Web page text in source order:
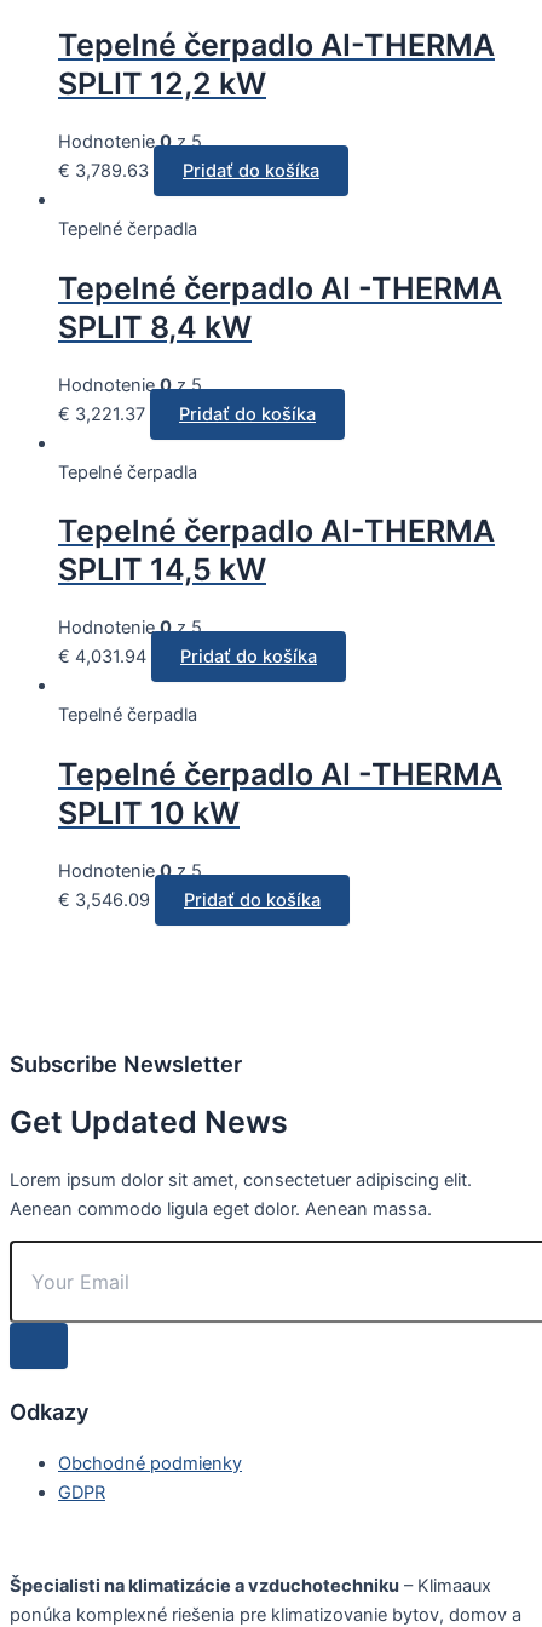
Tepelné čerpadlo AI-THERMA
SPLIT 12,2 kW
Hodnotenie0z 5
€ 3,789.63 Pridať do košíka
Tepelné čerpadla
Tepelné čerpadlo AI -THERMA
SPLIT 8,4 kW
Hodnotenie0z 5
€ 3,221.37 Pridať do košíka
Tepelné čerpadla
Tepelné čerpadlo AI-THERMA
SPLIT 14,5 kW
Hodnotenie0z 5
€ 4,031.94 Pridať do košíka
Tepelné čerpadla
Tepelné čerpadlo AI -THERMA
SPLIT 10 kW
Hodnotenie0z 5
€ 3,546.09 Pridať do košíka
Subscribe Newsletter
Get Updated News
Lorem ipsum dolor sit amet, consectetuer adipiscing elit.
Aenean commodo ligula eget dolor. Aenean massa.
Odkazy
Obchodné podmienky
GDPR
Špecialisti na klimatizácie a vzduchotechniku – Klimaaux
ponúka komplexné riešenia pre klimatizovanie bytov, domov a